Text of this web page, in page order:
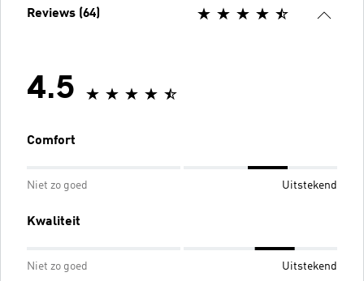
Reviews (64)
4.5
Comfort
Niet zo goed Uitstekend
Kwaliteit
Niet zo goed Uitstekend